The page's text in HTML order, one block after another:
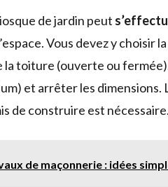
de jardin peut
Vous devez y
toiture (ouverte ou
et arrêter les dimensions.
de construire est nécessaire.
de maçonnerie : idées